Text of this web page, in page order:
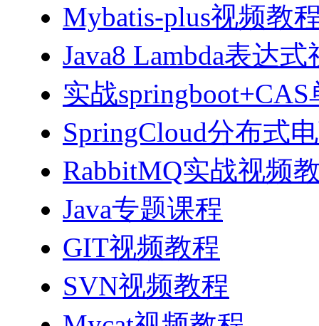
Mybatis-plus视频教
Java8 Lambda表达
实战
SpringCloud分布式
RabbitMQ实战视频
Java专题课程
GIT视频教程
SVN视频教程